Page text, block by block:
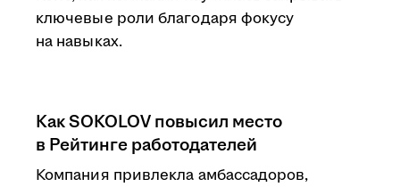
ключевые роли благодаря фокусу
на навыках.
Как SOKOLOV повысил место
в Рейтинге работодателей
Компания привлекла амбассадоров,